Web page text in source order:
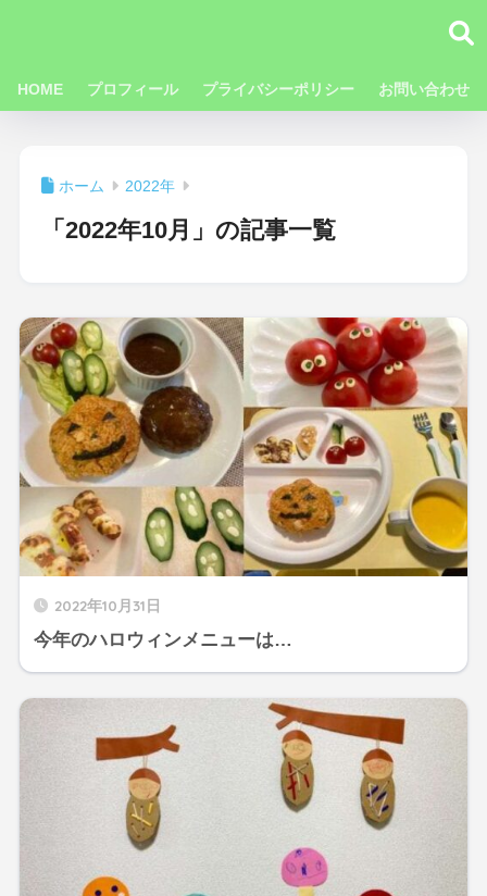
HOME プロフィール プライバシーポリシー お問い合わせ
ホーム 2022年
「2022年10月」の記事一覧
2022年10月31日
今年のハロウィンメニューは…